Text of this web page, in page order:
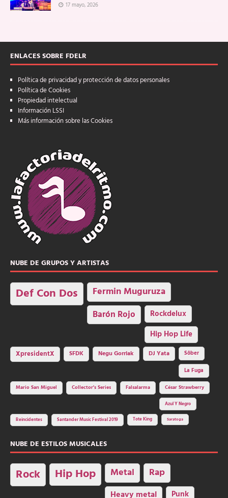
17 mayo, 2026
ENLACES SOBRE FDELR
Política de privacidad y protección de datos personales
Política de Cookies
Propiedad intelectual
Información LSSI
Más información sobre las Cookies
NUBE DE GRUPOS Y ARTISTAS
Def Con Dos Fermin Muguruza
Barón Rojo Rockdelux
Hip Hop Life
XpresidentX SFDK Negu Gorriak DJ Yata
Sôber
La Fuga
Mario San Miguel
Collector's Series Falsalarma César Strawberry
Azul Y Negro
Reincidentes Santander Music Festival 2019 Tote King Saratoga
NUBE DE ESTILOS MUSICALES
Rock Hip Hop Metal Rap
Heavy metal Punk